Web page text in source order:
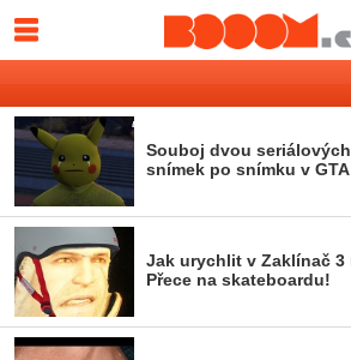
Souboj dvou
snímek po snímku v GTA
Jak urychlit v Zaklínač
Přece na skateboardu!